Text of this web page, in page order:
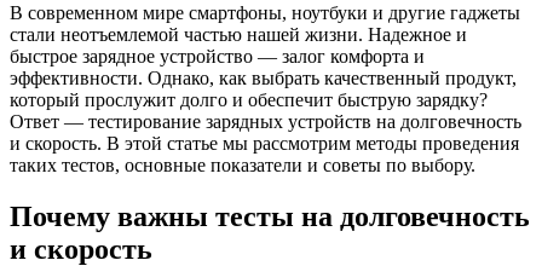
В современном мире смартфоны, ноутбуки и другие гаджеты
стали неотъемлемой частью нашей жизни. Надежное и
быстрое зарядное устройство — залог комфорта и
эффективности. Однако, как выбрать качественный продукт,
который прослужит долго и обеспечит быструю зарядку?
Ответ — тестирование зарядных устройств на долговечность
и скорость. В этой статье мы рассмотрим методы проведения
таких тестов, основные показатели и советы по выбору.
Почему важны тесты на долговечность
и скорость